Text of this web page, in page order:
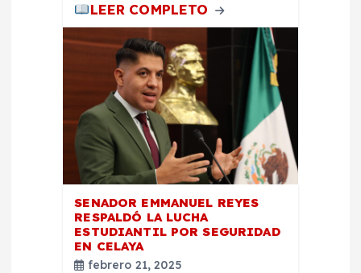
LEER COMPLETO
SENADOR EMMANUEL REYES
RESPALDÓ LA LUCHA
ESTUDIANTIL POR SEGURIDAD
EN CELAYA
febrero 21, 2025